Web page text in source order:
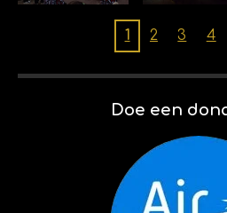
2026
1 2 3 4
Doe een